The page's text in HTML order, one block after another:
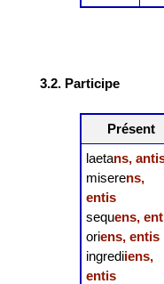
3.2. Participe
Présent
laetans,
miserens,
entis
sequens,
oriens, entis
ingrediiens,
entis